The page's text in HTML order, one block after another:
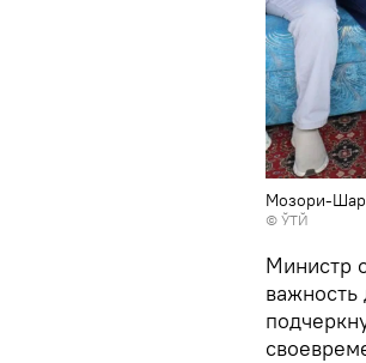
Мозори-
© ЎТЙ
Министр